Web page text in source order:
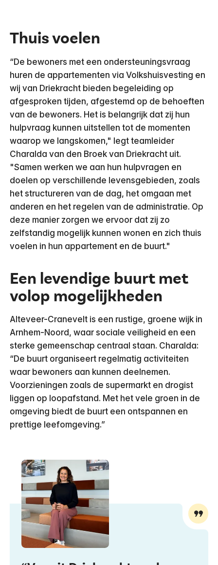
Thuis voelen
“De bewoners met een ondersteuningsvraag
huren de appartementen via Volkshuisvesting en
wij van Driekracht bieden begeleiding op
afgesproken tijden, afgestemd op de behoeften
van de bewoners. Het is belangrijk dat zij hun
hulpvraag kunnen uitstellen tot de momenten
waarop we langskomen," legt teamleider
Charalda van den Broek van Driekracht uit.
"Samen werken we aan hun hulpvragen en
doelen op verschillende levensgebieden, zoals
het structureren van de dag, het omgaan met
anderen en het regelen van de administratie. Op
deze manier zorgen we ervoor dat zij zo
zelfstandig mogelijk kunnen wonen en zich thuis
voelen in hun appartement en de buurt."
Een levendige buurt met
volop mogelijkheden
Alteveer-Cranevelt is een rustige, groene wijk in
Arnhem-Noord, waar sociale veiligheid en een
sterke gemeenschap centraal staan. Charalda:
“De buurt organiseert regelmatig activiteiten
waar bewoners aan kunnen deelnemen.
Voorzieningen zoals de supermarkt en drogist
liggen op loopafstand. Met het vele groen in de
omgeving biedt de buurt een ontspannen en
prettige leefomgeving.”